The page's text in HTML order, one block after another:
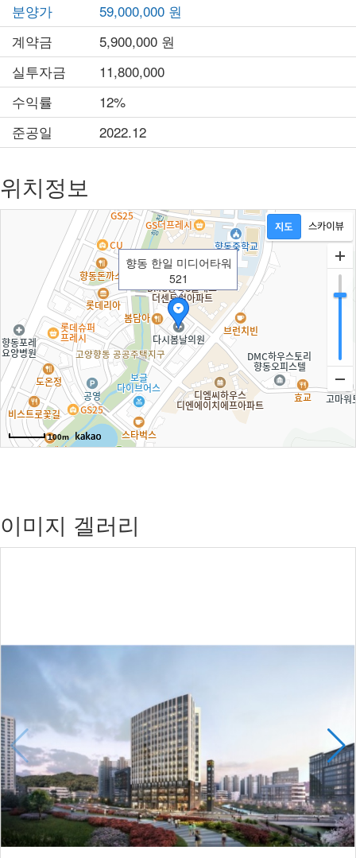
분양가
59,000,000 원
계약금
5,900,000 원
실투자금
11,800,000
수익률
12%
준공일
2022.12
위치정보
향동 한일 미디어타워
521
100m
이미지 겔러리